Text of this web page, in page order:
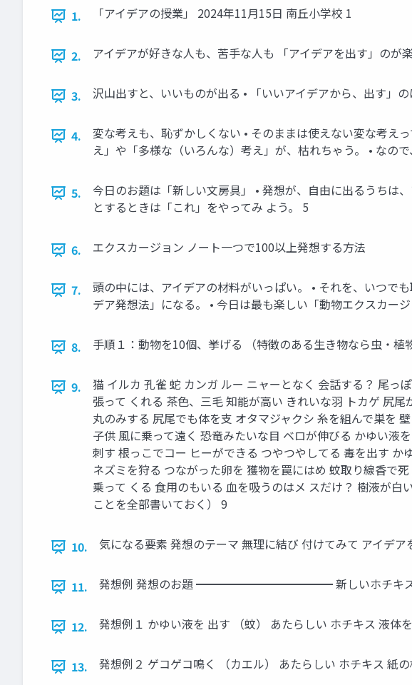
1.
「アイデアの授業」 2024年11月15日 南丘小学校 1
2. アイデアが好きな人も、苦手な人も 「アイデアを出す」のが
3. 沢山出すと、いいものが出る • 「いいアイデアから、出す」
4.
変な考えも、恥ずかしくない • そのままは使えない変な考え
え」や「多様な（いろんな）考え」が、枯れちゃう。 • なの
5.
今日のお題は「新しい文房具」 • 発想が、自由に出るうちは
とするときは「これ」をやってみ よう。 5
6. エクスカージョン ノート一つで100以上発想する方法
7.
頭の中には、アイデアの材料がいっぱい。 • それを、いつで
デア発想法」になる。 • 今日は最も楽しい「動物エクスカー
8. 手順１：動物を10個、挙げる （特徴のある生き物なら虫・
9.
猫 イルカ 孔雀 蛇 カンガ ルー ニャーとなく 会話する？ 尾っ
張って くれる 茶色、三毛 知能が高い きれいな羽 トカゲ 尻
丸のみする 尻尾でも体を支 オタマジャクシ 糸を組んで巣を
子供 風に乗って遠く 恐竜みたいな目 ベロが伸びる かゆい液
刺す 根っこでコー ヒーができる つやつやしてる 毒を出す
ネズミを狩る つながった卵を 獲物を罠にはめ 蚊取り線香で
乗って くる 食用のもいる 血を吸うのはメ スだけ？ 樹液が
ことを全部書いておく） 9
10. 気になる要素 発想のテーマ 無理に結び 付けてみて アイデ
11. 発想例 発想のお題 ━━━━━━━━━━━━ 新しいホチキス
12. 発想例１ かゆい液を 出す （蚊） あたらしい ホチキス 液体
13. 発想例２ ゲコゲコ鳴く （カエル） あたらしい ホチキス 紙